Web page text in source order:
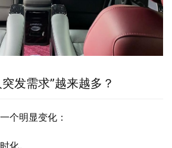
发需求”越来越多？
个明显变化：